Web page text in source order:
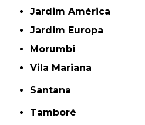
Jardim América
Jardim Europa
Morumbi
Vila Mariana
Santana
Tamboré